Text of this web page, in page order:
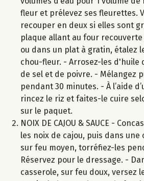
fleur et prélevez ses fleurettes.
recouper en deux si elles sont
plaque allant au four
ou dans un plat à gratin, étalez
chou-fleur. - Arrosez-les d'huile
de sel et de poivre. - Mélangez
pendant 30 minutes. - À l’aide
rincez le riz et faites-le cuire
sur le paquet.
NOIX DE CAJOU & SAUCE -
les noix de cajou, puis dans une
sur feu moyen, torréfiez-les
Réservez pour le dressage. -
casserole, sur feu doux, versez